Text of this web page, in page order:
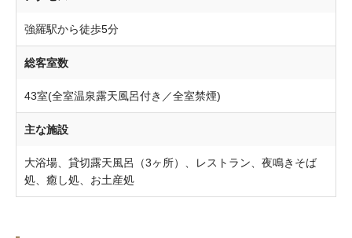
強羅駅から徒歩5分
総客室数
43室(全室温泉露天風呂付き／全室禁煙)
主な施設
大浴場、貸切露天風呂（3ヶ所）、レストラン、夜鳴きそば
処、癒し処、お土産処